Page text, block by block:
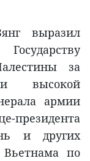
выразил
за
высокой
армии
президента
и других
Вьетнама по